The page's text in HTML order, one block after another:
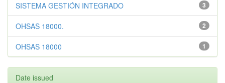
3
SISTEMA GESTIÓN INTEGRADO
2
OHSAS 18000.
1
OHSAS 18000
Date issued